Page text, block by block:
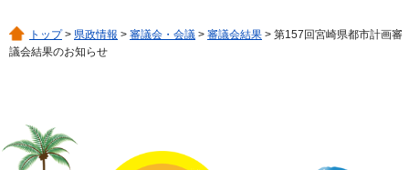
トップ> 県政情報 > 審議会・会議 > 審議会結果 > 第157回宮崎県都市計画審
議会結果のお知らせ